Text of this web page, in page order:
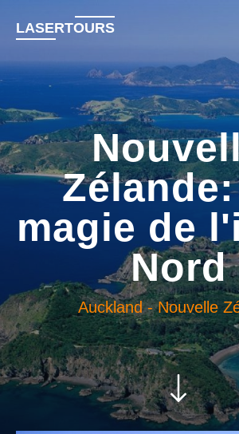
LASERTOURS
magie de
Nord
Auckland-Nouvelle